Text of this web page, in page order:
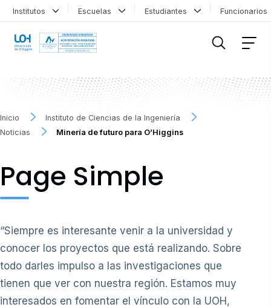
Institutos Escuelas Estudiantes
Inicio
Instituto de Ciencias de la Ingeniería
Noticias
Minería de futuro para O’Higgins
Page Simple
“Siempre es interesante venir a la universidad y
conocer los proyectos que está realizando. Sobre
todo darles impulso a las investigaciones que
tienen que ver con nuestra región. Estamos muy
interesados en fomentar el vínculo con la UOH,